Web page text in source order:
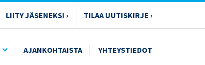
LIITY JÄSENEKSI › TILAA UUTISKIRJE ›
AJANKOHTAISTA YHTEYSTIEDOT